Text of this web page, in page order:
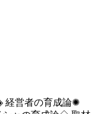
経営者の育成論✺